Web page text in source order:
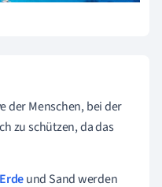
der Menschen, bei der
zu schützen, da das
Erdeund Sand werden